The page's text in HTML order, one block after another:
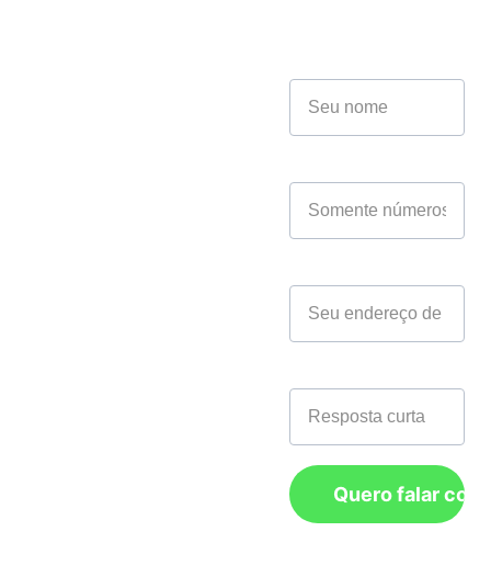
Quero falar